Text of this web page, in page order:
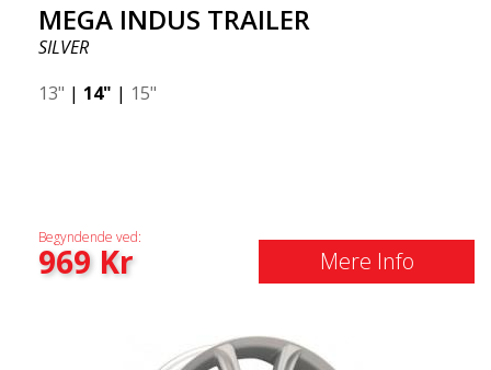
MEGA INDUS TRAILER
SILVER
13" | 14" | 15"
Begyndende ved:
969Kr Mere Info